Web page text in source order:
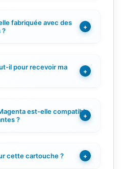
fabriquée avec des
?
+
il pour recevoir ma
+
est-elle compatible
?
+
cette cartouche ? +